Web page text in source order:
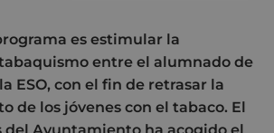
es estimular la
entre el alumnado de
ESO, con el fin de retrasar la
de los jóvenes con el tabaco. El
del Ayuntamiento ha acogido el